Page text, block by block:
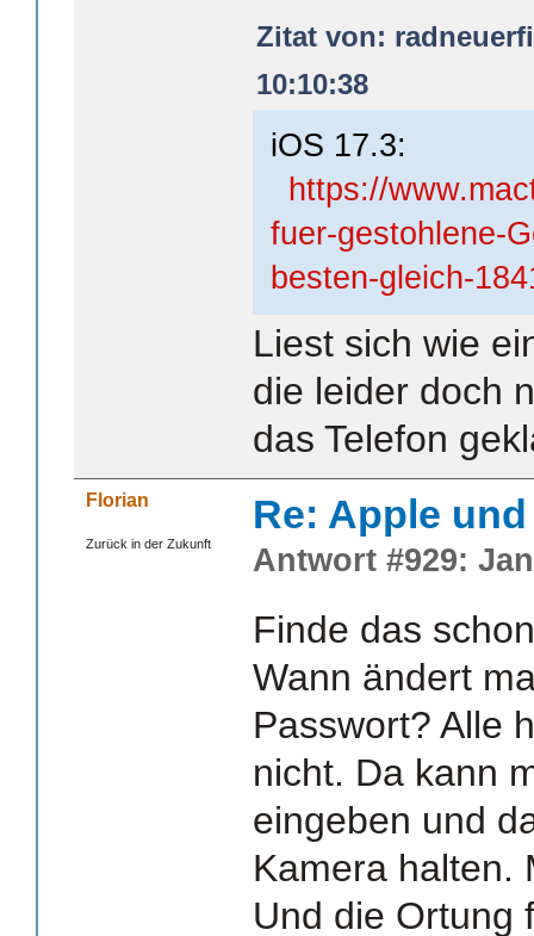
Zitat von:
10:10:38
iOS 17.3:
https://
fuer-gestohlene-
besten-gleich-
Liest sich wie
die leider doch
das Telefon
Florian
Zurück in der Zukunft
Re: Apple
Antwort #929:
Finde das
Wann ändert
Passwort? Alle
nicht. Da kann
eingeben und
Kamera halten.
Und die Ortung